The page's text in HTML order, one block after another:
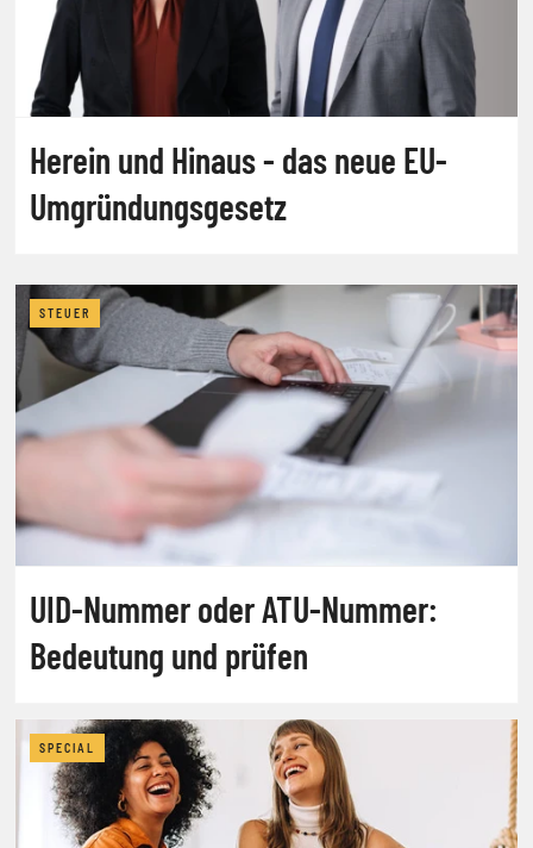
Herein und Hinaus - das neue EU-
Umgründungsgesetz
STEUER
UID-Nummer oder ATU-Nummer:
Bedeutung und prüfen
SPECIAL